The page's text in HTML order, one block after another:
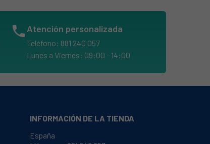
phone Atención personalizada
Teléfono: 881 240 057
Lunes a Viernes: 09:00 - 14:00
INFORMACIÓN DE LA TIENDA
España